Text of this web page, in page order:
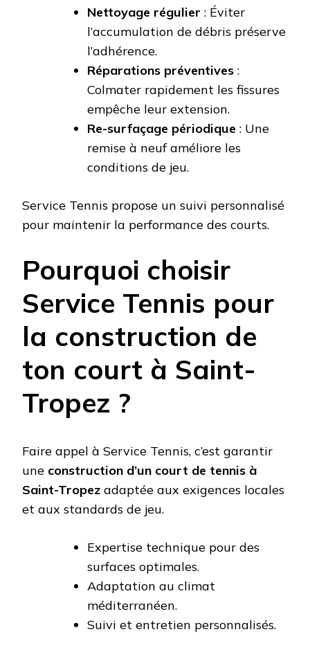
Nettoyage régulier : Éviter
l’accumulation de débris préserve
l’adhérence.
Réparations préventives :
Colmater rapidement les fissures
empêche leur extension.
Re-surfaçage périodique : Une
remise à neuf améliore les
conditions de jeu.
Service Tennis propose un suivi personnalisé
pour maintenir la performance des courts.
Pourquoi choisir
Service Tennis pour
la construction de
ton court à Saint-
Tropez ?
Faire appel à Service Tennis, c’est garantir
une construction d’un court de tennis à
Saint-Tropez adaptée aux exigences locales
et aux standards de jeu.
Expertise technique pour des
surfaces optimales.
Adaptation au climat
méditerranéen.
Suivi et entretien personnalisés.